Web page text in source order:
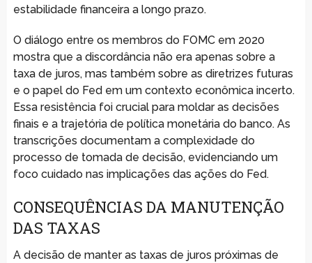
estabilidade financeira a longo prazo.
O diálogo entre os membros do FOMC em 2020
mostra que a discordância não era apenas sobre a
taxa de juros, mas também sobre as diretrizes futuras
e o papel do Fed em um contexto econômica incerto.
Essa resistência foi crucial para moldar as decisões
finais e a trajetória de política monetária do banco. As
transcrições documentam a complexidade do
processo de tomada de decisão, evidenciando um
foco cuidado nas implicações das ações do Fed.
CONSEQUÊNCIAS DA MANUTENÇÃO
DAS TAXAS
A decisão de manter as taxas de juros próximas de